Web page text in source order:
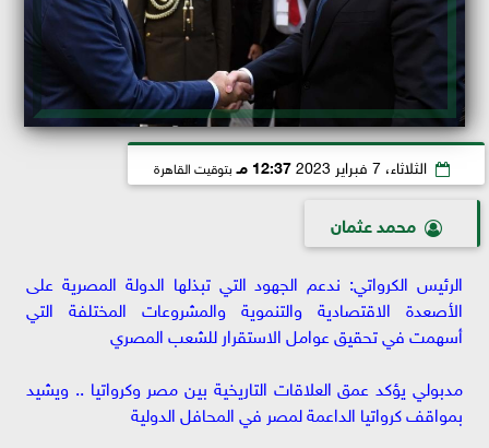
الثلاثاء، 7 فبراير 2023 12:37 مـ بتوقيت القاهرة
محمد عثمان
الرئيس الكرواتي: ندعم الجهود التي تبذلها الدولة المصرية على
الأصعدة الاقتصادية والتنموية والمشروعات المختلفة التي
أسهمت في تحقيق عوامل الاستقرار للشعب المصري
مدبولي يؤكد عمق العلاقات التاريخية بين مصر وكرواتيا .. ويشيد
بمواقف كرواتيا الداعمة لمصر في المحافل الدولية